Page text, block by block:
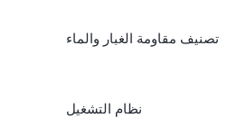
تصنيف مقاومة الغبار والماء
نظام التشغيل